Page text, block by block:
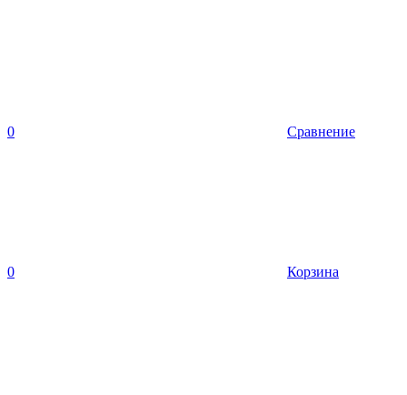
0 Сравнение
0 Корзина